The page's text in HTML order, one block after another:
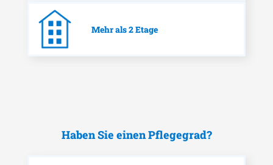
Mehr als 2 Etage
Haben Sie einen Pflegegrad?